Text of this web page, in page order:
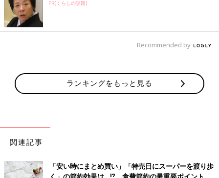
PR(くらしの話題)
Recommended by
ランキングをもっと見る
関連記事
「安い時にまとめ買い」「特売日にスーパーを渡り歩